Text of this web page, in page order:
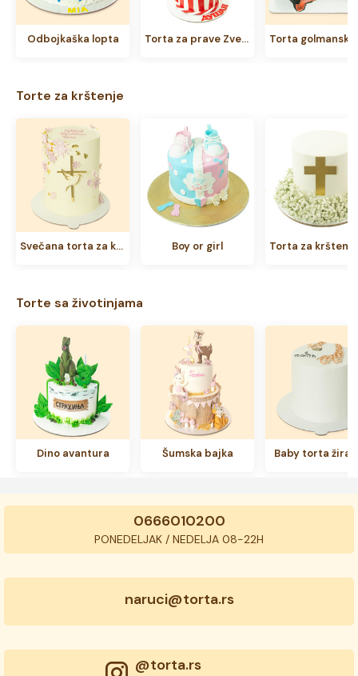
Odbojkaška lopta Torta za prave Zvezdaše
Torte za krštenje
Svečana torta za krštenje Boy or girl
Torte sa životinjama
Dino avantura Šumska bajka Baby torta
0666010200
PONEDELJAK / NEDELJA 08-22H
naruci@torta.rs
@torta.rs